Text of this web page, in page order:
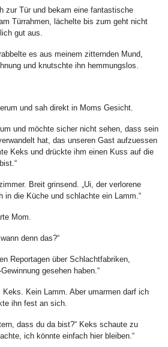
zur Tür und bekam eine fantastische
Türrahmen, lächelte bis zum geht nicht
gut aus.
es aus meinem zitternden Mund,
und knutschte ihn hemmungslos.
und sah direkt in Moms Gesicht.
und möchte sicher nicht sehen, dass sein
hat, das unseren Gast aufzuessen
Keks und drückte ihm einen Kuss auf die
Breit grinsend. „Ui, der verlorene
in die Küche und schlachte ein Lamm.“
Mom.
denn das?“
Reportagen über Schlachtfabriken,
gesehen haben.“
Keks. Kein Lamm. Aber umarmen darf ich
ihn fest an sich.
dass du da bist?“ Keks schaute zu
ich könnte einfach hier bleiben.“